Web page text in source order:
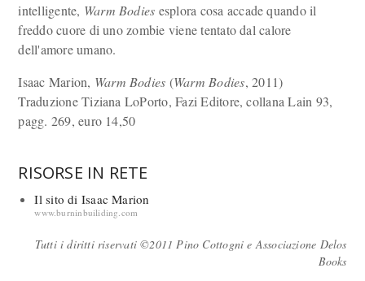
intelligente, Warm Bodies esplora cosa accade quando il
freddo cuore di uno zombie viene tentato dal calore
dell'amore umano.
Isaac Marion, Warm Bodies (Warm Bodies, 2011)
Traduzione Tiziana LoPorto, Fazi Editore, collana Lain 93,
pagg. 269, euro 14,50
RISORSE IN RETE
Il sito di Isaac Marion
www.burninbuiliding.com
Tutti i diritti riservati ©2011 Pino Cottogni e Associazione Delos
Books